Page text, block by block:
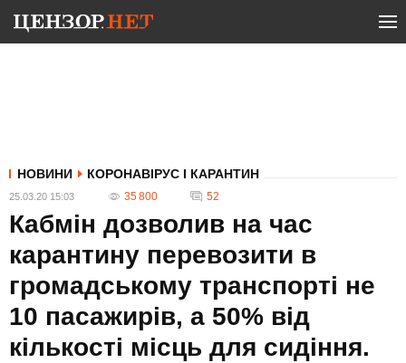
НОВИНИ КОРОНАВІРУС І КАРАНТИН
25.03.20 15:03 35 800 52
Кабмін дозволив на час
карантину перевозити в
громадському транспорті не
10 пасажирів, а 50% від
кількості місць для сидіння.